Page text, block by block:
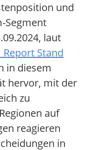
und
Segment
laut
Stand
in diesem
hervor, mit der
zu
auf
reagieren
in